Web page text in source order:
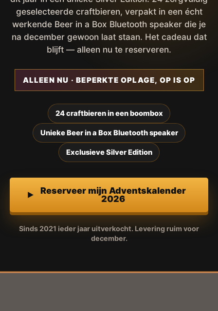
geselecteerde craftbieren, verpakt in een écht
werkende Beer in a Box Bluetooth speaker die je
na december gewoon laat staan. Het cadeau dat
blijft — alleen nu te reserveren.
ALLEEN NU · BEPERKTE OPLAGE, OP IS OP
24 craftbieren in een boombox
Unieke Beer in a Box Bluetooth speaker
Exclusieve Silver Edition
Reserveer mijn Adventskalender
2026
Sinds 2021 ieder jaar uitverkocht. Levering ruim voor
december.